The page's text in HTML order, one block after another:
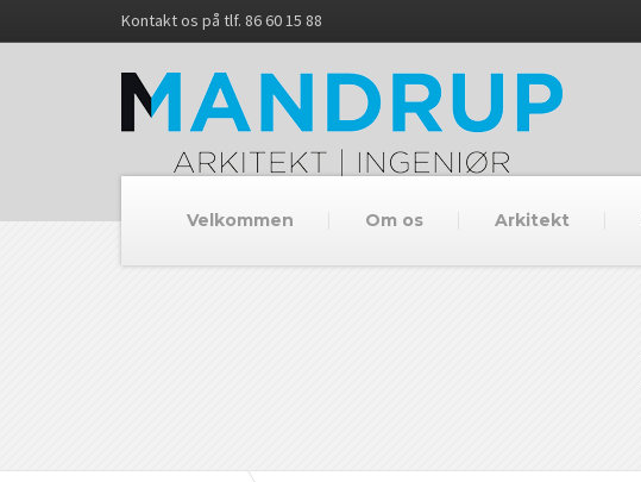
Kontakt os på tlf. 86 60 15 88
Velkommen Om os Arkitekt